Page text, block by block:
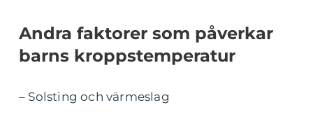
Andra faktorer som påverkar
barns kroppstemperatur
– Solsting och värmeslag